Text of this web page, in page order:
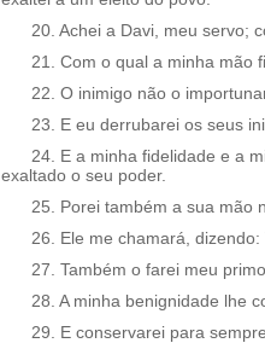
20. Achei a Davi, meu servo;
21. Com o qual a minha mão
22. O inimigo não o
23. E eu derrubarei os seus
24. E a minha fidelidade e a
exaltado o seu poder.
25. Porei também a sua mão
26. Ele me chamará,
27. Também o farei meu
28. A minha benignidade lhe
29. E conservarei para